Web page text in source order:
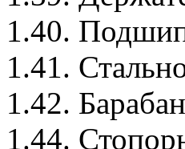
1.40.
1.41.
1.42.
1.44.